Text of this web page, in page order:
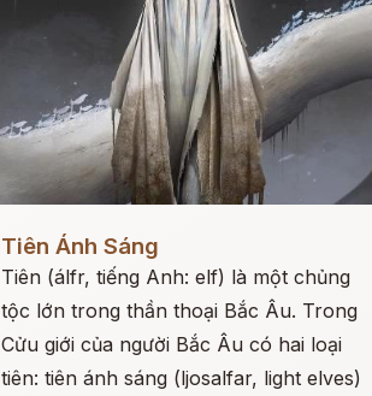
Tiên Ánh Sáng
Tiên (álfr, tiếng Anh: elf) là một chủng
tộc lớn trong thần thoại Bắc Âu. Trong
Cửu giới của người Bắc Âu có hai loại
tiên: tiên ánh sáng (ljosalfar, light elves)